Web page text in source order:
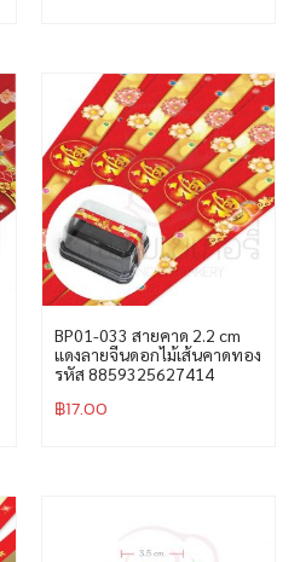
BP01-033 สายคาด 2.2 cm
แดงลายจีนดอกไม้เส้นคาดทอง
รหัส 8859325627414
฿17.00